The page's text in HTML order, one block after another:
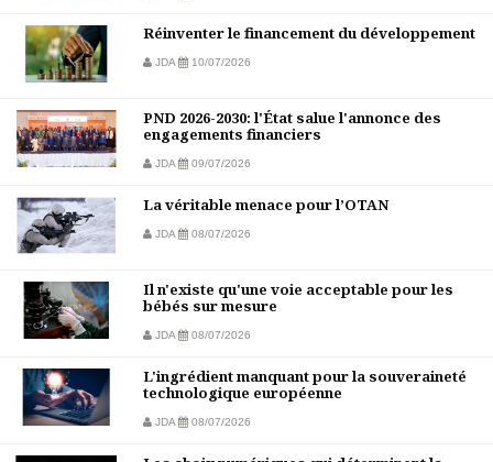
Réinventer le financement du développement
JDA 10/07/2026
PND 2026-2030: l'État salue l'annonce des
engagements financiers
JDA 09/07/2026
La véritable menace pour l’OTAN
JDA 08/07/2026
Il n'existe qu'une voie acceptable pour les
bébés sur mesure
JDA 08/07/2026
L'ingrédient manquant pour la souveraineté
technologique européenne
JDA 08/07/2026